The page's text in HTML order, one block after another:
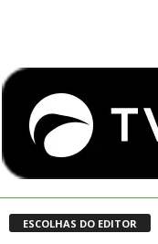
ESCOLHAS DO EDITOR